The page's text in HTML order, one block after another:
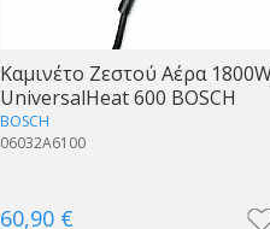
Καμινέτο Ζεστού Αέρα
UniversalHeat 600 BOSCH
BOSCH
06032A6100
60,90 €